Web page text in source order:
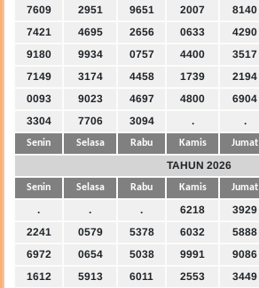
7609
2951 9651 2007 8140
7421
4695 2656 0633 4290
9180
9934 0757 4400 3517
7149
3174 4458 1739 2194
0093
9023 4697 4800 6904
3304
7706 3094 . .
Senin Selasa Rabu Kamis Jumat
TAHUN 2026
Senin Selasa Rabu Kamis Jumat
. . . 6218 3929
2241
0579 5378 6032 5888
6972
0654 5038 9991 9086
1612
5913 6011 2553 3449